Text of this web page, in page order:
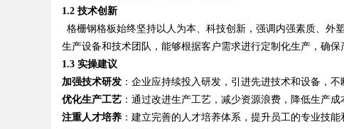
!
1.2 技术创新
格栅钢格板始终坚持以人为本、科技创新，强调内强素质、外
生产设备和技术团队，能够根据客户需求进行定制化生产，确保
1.3 实操建议
加强技术研发 ：企业应持续投入研发，引进先进技术和设备，不
优化生产工艺 ：通过改进生产工艺，减少资源浪费，降低生产成
注重人才培养 ：建立完善的人才培养体系，提升员工的专业技